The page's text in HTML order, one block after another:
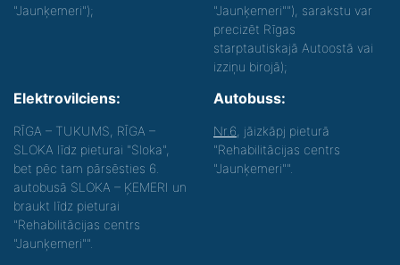
"Jaunķemeri");
"Jaunķemeri""), sarakstu var
precizēt Rīgas
starptautiskajā Autoostā vai
izziņu birojā);
Elektrovilciens:
RĪGA – TUKUMS, RĪGA –
SLOKA līdz pieturai "Sloka",
bet pēc tam pārsēsties 6.
autobusā SLOKA – ĶEMERI un
braukt līdz pieturai
"Rehabilitācijas centrs
"Jaunķemeri"".
Autobuss:
Nr.6 , jāizkāpj pieturā
"Rehabilitācijas centrs
"Jaunķemeri"".